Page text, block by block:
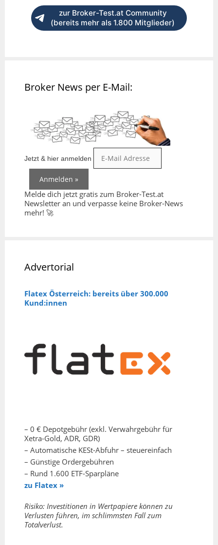
zur Broker-Test.at Community
(bereits mehr als 1.800 Mitglieder)
Broker News per E-Mail:
Jetzt & hier anmelden
Melde dich jetzt gratis zum Broker-Test.at
Newsletter an und verpasse keine Broker-News
mehr! 🚀
Advertorial
Flatex Österreich: bereits über 300.000
Kund:innen
– 0 € Depotgebühr (exkl. Verwahrgebühr für
Xetra-Gold, ADR, GDR)
– Automatische KESt-Abfuhr – steuereinfach
– Günstige Ordergebühren
– Rund 1.600 ETF-Sparpläne
zu Flatex »
Risiko: Investitionen in Wertpapiere können zu
Verlusten führen, im schlimmsten Fall zum
Totalverlust.